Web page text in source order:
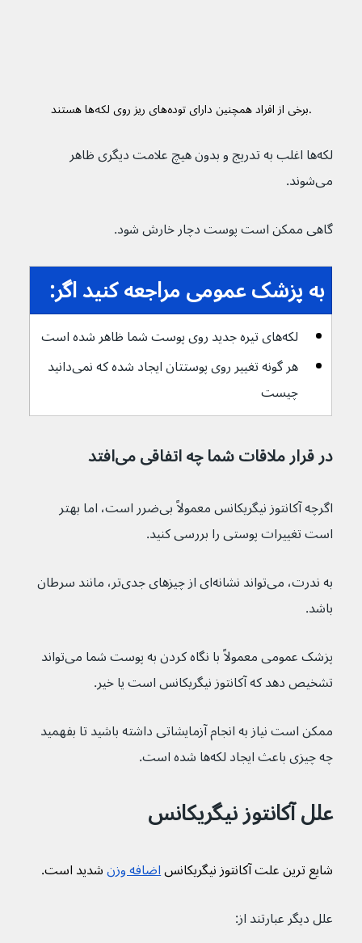
برخی از افراد همچنین دارای توده‌های ریز روی لکه‌ها هستند.
لکه‌ها اغلب به تدریج و بدون هیچ علامت دیگری ظاهر
می‌شوند.
گاهی ممکن است پوست دچار خارش شود.
به پزشک عمومی مراجعه کنید اگر:
لکه‌های تیره جدید روی پوست شما ظاهر شده است
هر گونه تغییر روی پوستتان ایجاد شده که نمی‌دانید
چیست
در قرار ملاقات شما چه اتفاقی می‌افتد
اگرچه آکانتوز نیگریکانس معمولاً بی‌ضرر است، اما بهتر
است تغییرات پوستی را بررسی کنید.
به ندرت، می‌تواند نشانه‌ای از چیزهای جدی‌تر، مانند سرطان
باشد.
پزشک عمومی معمولاً با نگاه کردن به پوست شما می‌تواند
تشخیص دهد که آکانتوز نیگریکانس است یا خیر.
ممکن است نیاز به انجام آزمایشاتی داشته باشید تا بفهمید
چه چیزی باعث ایجاد لکه‌ها شده است.
علل آکانتوز نیگریکانس
شایع ترین علت آکانتوز نیگریکانس اضافه وزن شدید است.
علل دیگر عبارتند از: